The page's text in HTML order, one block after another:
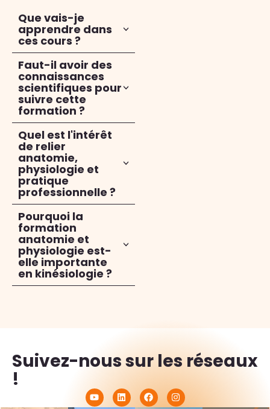
Que vais-je
apprendre dans
ces cours ?
Faut-il avoir des
connaissances
scientifiques pour
suivre cette
formation ?
Quel est l'intérêt
de relier
anatomie,
physiologie et
pratique
professionnelle ?
Pourquoi la
formation
anatomie et
physiologie est-
elle importante
en kinésiologie ?
Suivez-nous sur les réseaux
!